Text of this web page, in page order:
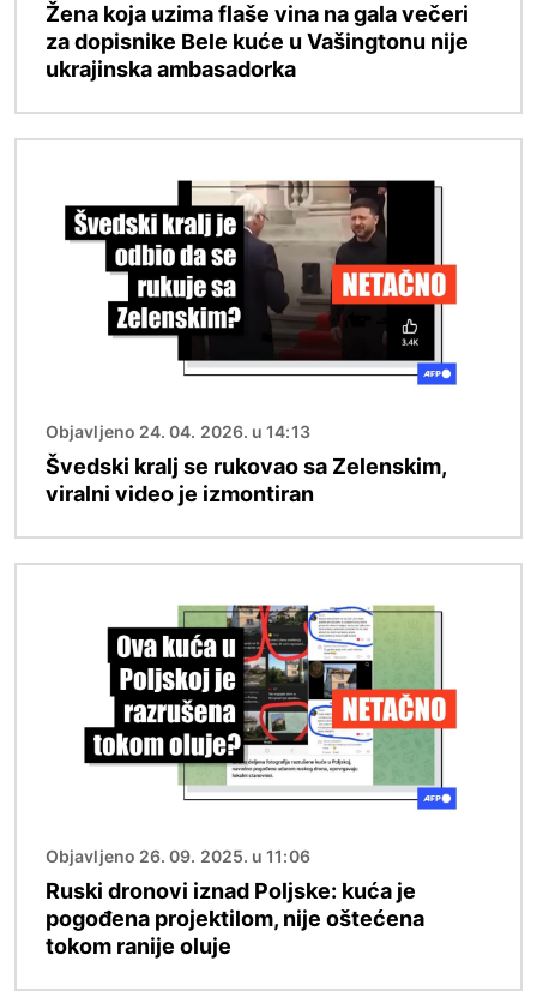
Žena koja uzima flaše vina na gala večeri
za dopisnike Bele kuće u Vašingtonu nije
ukrajinska ambasadorka
Objavljeno 24. 04. 2026. u 14:13
Švedski kralj se rukovao sa Zelenskim,
viralni video je izmontiran
Objavljeno 26. 09. 2025. u 11:06
Ruski dronovi iznad Poljske: kuća je
pogođena projektilom, nije oštećena
tokom ranije oluje